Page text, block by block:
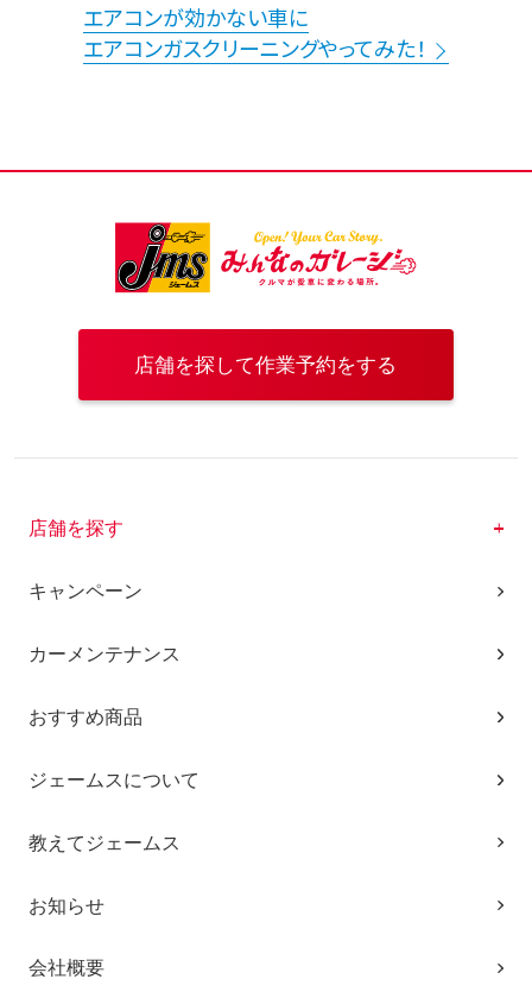
エアコンが効かない車に
エアコンガスクリーニングやってみた！
店舗を探して作業予約をする
店舗を探す
キャンペーン
カーメンテナンス
おすすめ商品
ジェームスについて
教えてジェームス
お知らせ
会社概要